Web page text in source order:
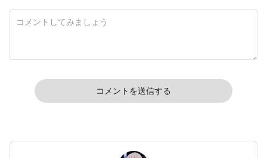
コメントを送信する